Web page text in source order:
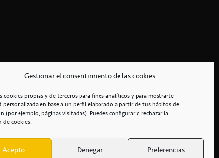
Gestionar el consentimiento de las cookies
cookies propias y de terceros para fines analíticos y para mostrarte
personalizada en base a un perfil elaborado a partir de tus hábitos de
(por ejemplo, páginas visitadas). Puedes configurar o rechazar la
de cookies.
Acepto Denegar Preferencias